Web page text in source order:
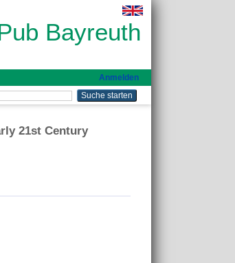
Bayreuth
Anmelden
21st Century